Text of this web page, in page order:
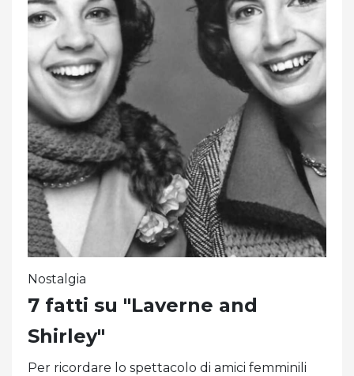
Nostalgia
7 fatti su "Laverne and
Shirley"
Per ricordare lo spettacolo di amici femminili